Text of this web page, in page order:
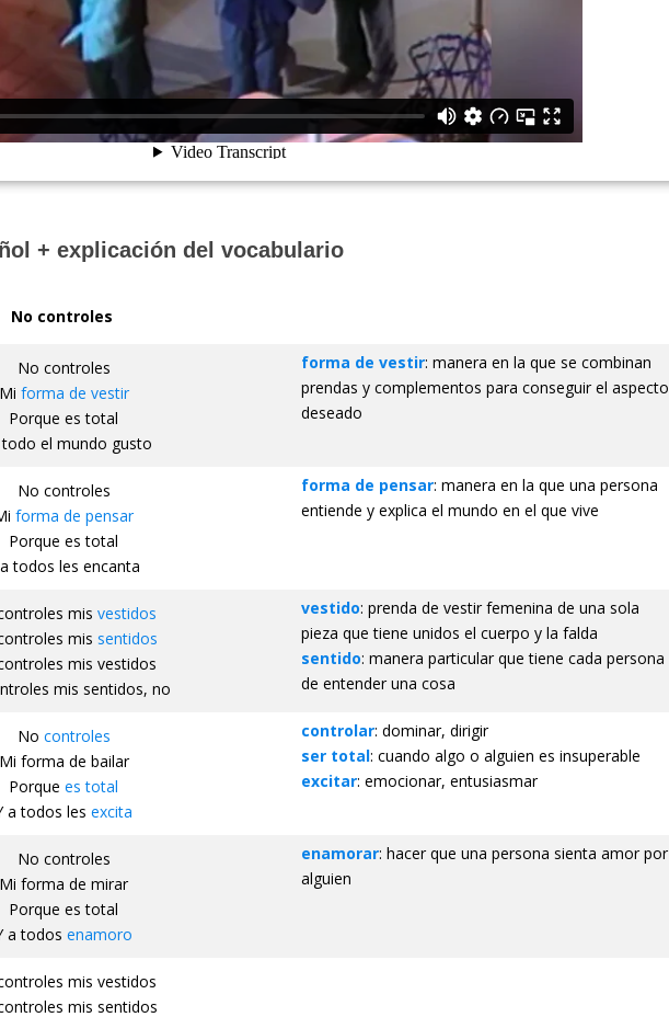
+ explicación del vocabulario
No controles
No controles
Mi forma de vestir
Porque es total
todo el mundo gusto
forma de vestir: manera en la que se combinan
prendas y complementos para conseguir el aspecto
deseado
No controles
forma de pensar
Porque es total
todos les encanta
forma de pensar: manera en la que una persona
entiende y explica el mundo en el que vive
misvestidos
mis sentidos
mis vestidos
mis sentidos, no
vestido: prenda de vestir femenina de una sola
pieza que tiene unidos el cuerpo y la falda
sentido: manera particular que tiene cada persona
de entender una cosa
No controles
Mi forma de bailar
Porquees total
a todos lesexcita
controlar: dominar, dirigir
ser total: cuando algo o alguien es insuperable
excitar: emocionar, entusiasmar
No controles
Mi forma de mirar
Porque es total
a todosenamoro
enamorar: hacer que una persona sienta amor por
alguien
mis vestidos
mis sentidos